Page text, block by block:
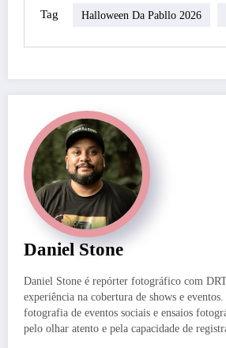
Tag Halloween Da Pabllo 2026
Daniel Stone
Daniel Stone é repórter fotográfico com
experiência na cobertura de shows e
fotografia de eventos sociais e ensaios
pelo olhar atento e pela capacidade de